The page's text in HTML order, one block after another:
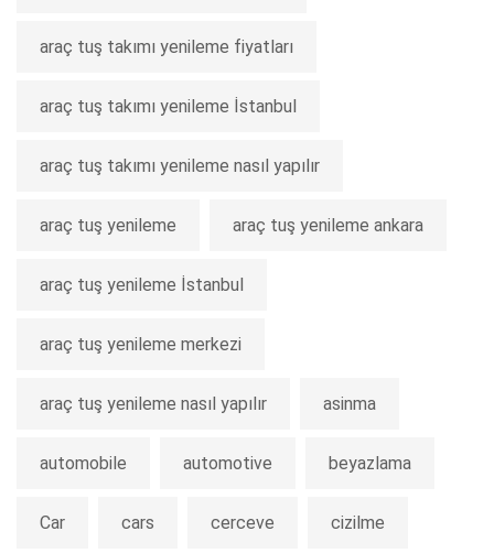
araç tuş takımı yenileme fiyatları
araç tuş takımı yenileme İstanbul
araç tuş takımı yenileme nasıl yapılır
araç tuş yenileme araç tuş yenileme ankara
araç tuş yenileme İstanbul
araç tuş yenileme merkezi
araç tuş yenileme nasıl yapılır asinma
automobile automotive beyazlama
Car cars cerceve cizilme